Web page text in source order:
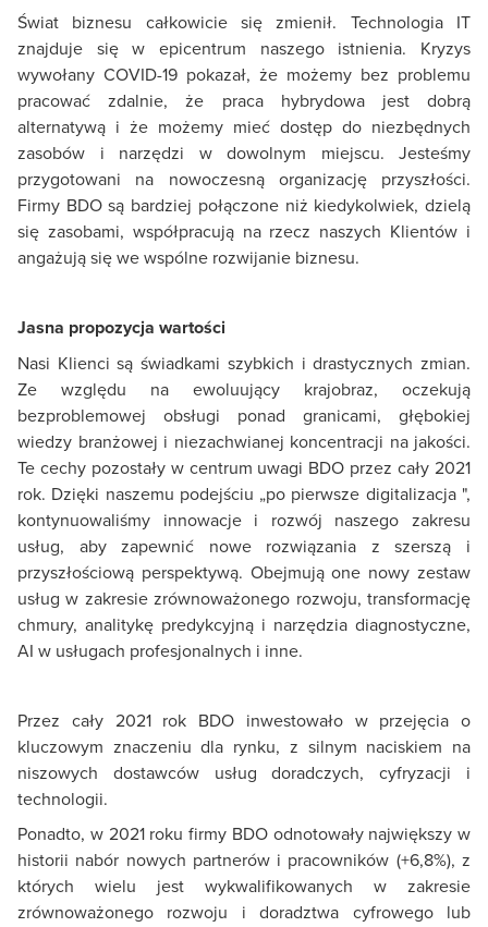
Świat biznesu całkowicie się zmienił. Technologia IT
znajduje się w epicentrum naszego istnienia. Kryzys
wywołany COVID-19 pokazał, że możemy bez problemu
pracować zdalnie, że praca hybrydowa jest dobrą
alternatywą i że możemy mieć dostęp do niezbędnych
zasobów i narzędzi w dowolnym miejscu. Jesteśmy
przygotowani na nowoczesną organizację przyszłości.
Firmy BDO są bardziej połączone niż kiedykolwiek, dzielą
się zasobami, współpracują na rzecz naszych Klientów i
angażują się we wspólne rozwijanie biznesu.
Jasna propozycja wartości
Nasi Klienci są świadkami szybkich i drastycznych zmian.
Ze względu na ewoluujący krajobraz, oczekują
bezproblemowej obsługi ponad granicami, głębokiej
wiedzy branżowej i niezachwianej koncentracji na jakości.
Te cechy pozostały w centrum uwagi BDO przez cały 2021
rok. Dzięki naszemu podejściu „po pierwsze digitalizacja ",
kontynuowaliśmy innowacje i rozwój naszego zakresu
usług, aby zapewnić nowe rozwiązania z szerszą i
przyszłościową perspektywą. Obejmują one nowy zestaw
usług w zakresie zrównoważonego rozwoju, transformację
chmury, analitykę predykcyjną i narzędzia diagnostyczne,
AI w usługach profesjonalnych i inne.
Przez cały 2021 rok BDO inwestowało w przejęcia o
kluczowym znaczeniu dla rynku, z silnym naciskiem na
niszowych dostawców usług doradczych, cyfryzacji i
technologii.
Ponadto, w 2021 roku firmy BDO odnotowały największy w
historii nabór nowych partnerów i pracowników (+6,8%), z
których wielu jest wykwalifikowanych w zakresie
zrównoważonego rozwoju i doradztwa cyfrowego lub